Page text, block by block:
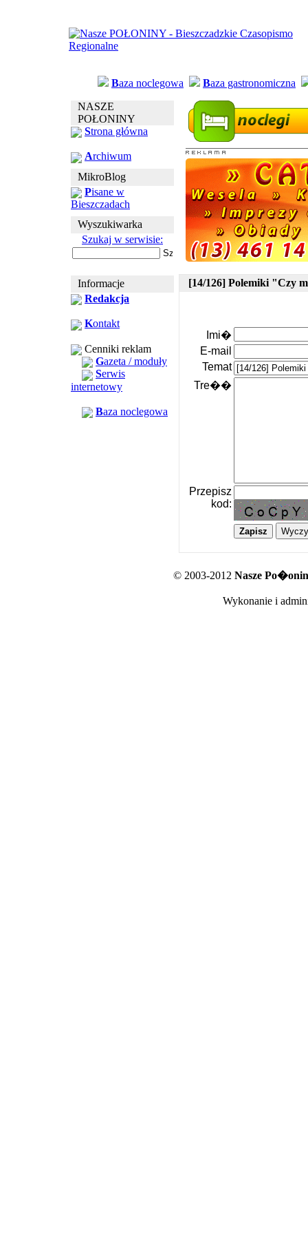
Baza noclegowa Baza gastronomiczna
NASZE
POŁONINY
Strona główna
Archiwum
MikroBlog
Pisane w
Bieszczadach
Wyszukiwarka
Szukaj w serwisie:
Informacje
Redakcja
Kontakt
Cenniki reklam
Gazeta / moduły
Serwis
internetowy
Baza noclegowa
[14/126] Polemiki "Czy
Imi�
E-mail
Temat
Tre��
Przepisz
kod:
© 2003-2012 Nasze
Wykonanie i